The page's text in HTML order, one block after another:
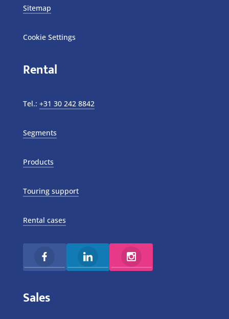
Sitemap
Cookie Settings
Rental
Tel.: +31 30 242 8842
Segments
Products
Touring support
Rental cases
Sales